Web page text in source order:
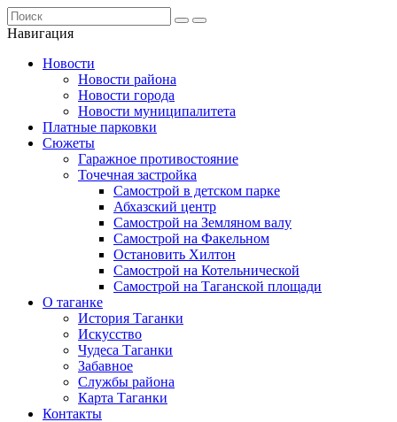
Навигация
Новости
Новости района
Новости города
Новости муниципалитета
Платные парковки
Сюжеты
Гаражное противостояние
Точечная застройка
Самострой в детском парке
Абхазский центр
Самострой на Земляном валу
Самострой на Факельном
Остановить Хилтон
Самострой на Котельнической
Самострой на Таганской площади
О таганке
История Таганки
Искусство
Чудеса Таганки
Забавное
Службы района
Карта Таганки
Контакты